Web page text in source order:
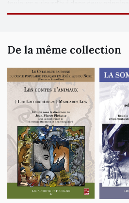
reconnus : ses sanctuaires d’Auray en
nationaliste. Néanmoins, la sainte
résistance de la figure de sainte Anne
relativiser le concept de marginalité et
d’explorer l’univers symbolico-
seuls lieux de discours officiels.
religieux, par la littérature orale, se
voie privilégiée pour pénétrer le
’homo religiosus. Et pour cause !
risque de se faire théologie politique
l’histoire vue d’en bas.
De la même collection